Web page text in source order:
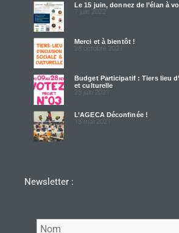
Le 15 juin, donnez de l’élan à
7 juin 2022
Merci et à bientôt !
28 octobre 2021
Budget Participatif : Tiers lieu
et culturelle
25 juin 2021
L’AGECA Déconfinée !
13 mai 2021
Newsletter :